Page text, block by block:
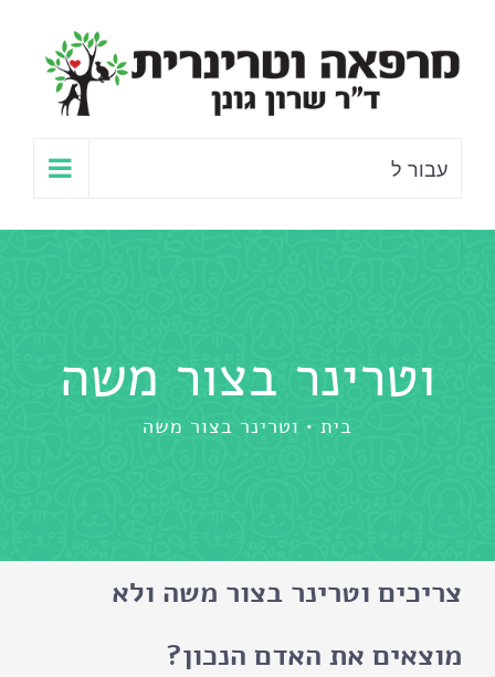
לתוכן
עבור ל
וטרינר בצור משה
בית וטרינר בצור משה
צריכים וטרינר בצור משה ולא
מוצאים את האדם הנכון?